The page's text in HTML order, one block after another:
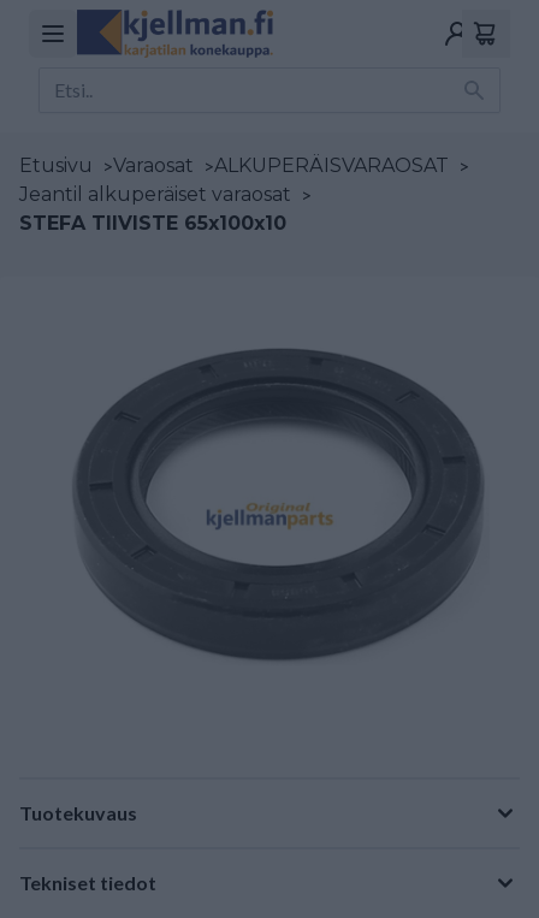
Etusivu >Varaosat >ALKUPERÄISVARAOSAT >
Jeantil alkuperäiset varaosat >
STEFA TIIVISTE 65x100x10
Tuotekuvaus
Tekniset tiedot